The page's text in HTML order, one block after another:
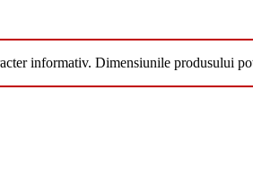
informativ. Dimensiunile produsului